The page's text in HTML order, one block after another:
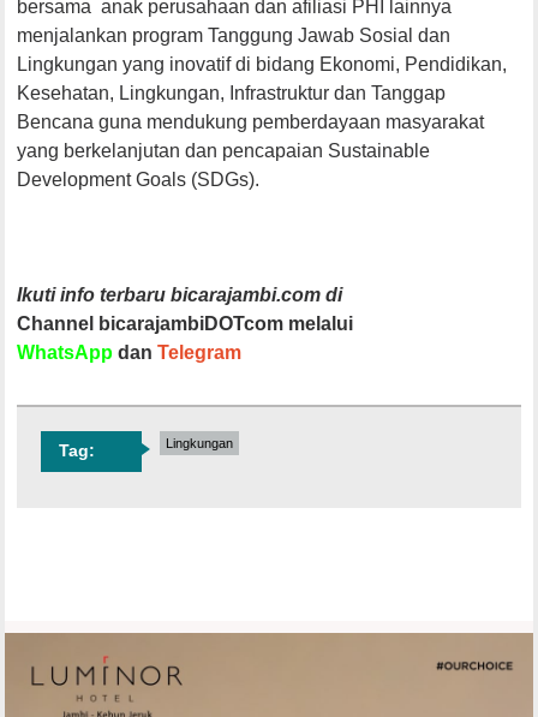
bersama anak perusahaan dan afiliasi PHI lainnya
menjalankan program Tanggung Jawab Sosial dan
Lingkungan yang inovatif di bidang Ekonomi, Pendidikan,
Kesehatan, Lingkungan, Infrastruktur dan Tanggap
Bencana guna mendukung pemberdayaan masyarakat
yang berkelanjutan dan pencapaian Sustainable
Development Goals (SDGs).
Ikuti info terbaru bicarajambi.com di
Channel bicarajambiDOTcom melalui
WhatsApp danTelegram
Tag: Lingkungan